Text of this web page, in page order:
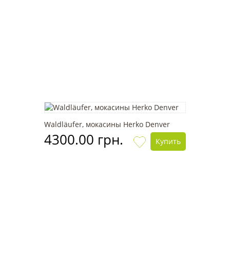
Waldläufer, мокасины Herko Denver
4300.00 грн. Купить